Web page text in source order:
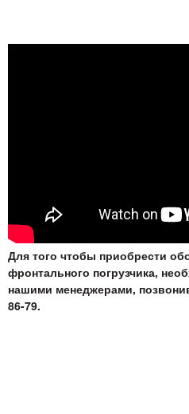
Для того чтобы приобрести
фронтального погрузчика,
нашими менеджерами,
86-79.